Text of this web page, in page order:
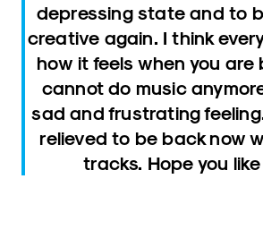
depressing state and to
creative again. I think
how it feels when you are
cannot do music
sad and frustrating
relieved to be back now
tracks. Hope you like